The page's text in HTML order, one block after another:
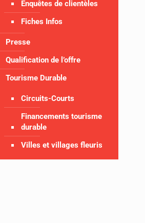
Enquêtes de clientèles
Fiches Infos
Presse
Qualification de l’offre
Tourisme Durable
Circuits-Courts
Financements tourisme
durable
Villes et villages fleuris